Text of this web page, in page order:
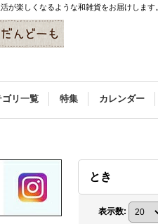
が楽しくなるような和雑貨をお届けします。
リ一覧 特集 カレンダー
とき
表示数: